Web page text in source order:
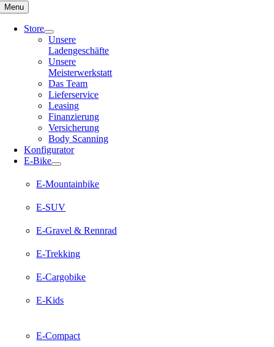
Menu
Store
Unsere
Ladengeschäfte
Unsere
Meisterwerkstatt
Das Team
Lieferservice
Leasing
Finanzierung
Versicherung
Body Scanning
Konfigurator
E-Bike
E-Mountainbike
E-SUV
E-Gravel & Rennrad
E-Trekking
E-Cargobike
E-Kids
E-Compact